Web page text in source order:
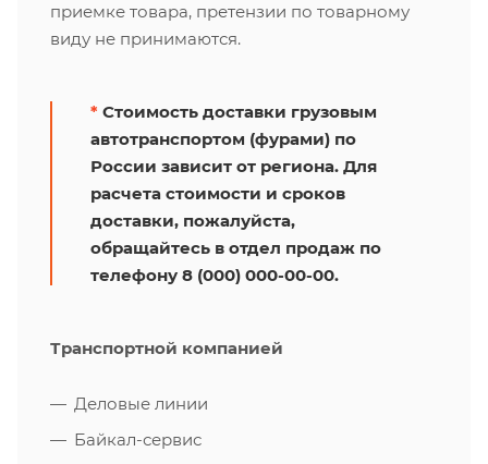
приемке товара, претензии по товарному
виду не принимаются.
* Стоимость доставки грузовым
автотранспортом (фурами) по
России зависит от региона. Для
расчета стоимости и сроков
доставки, пожалуйста,
обращайтесь в отдел продаж по
телефону 8 (000) 000-00-00.
Транспортной компанией
Деловые линии
Байкал-сервис